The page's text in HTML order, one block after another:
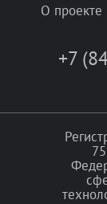
О проекте
+7